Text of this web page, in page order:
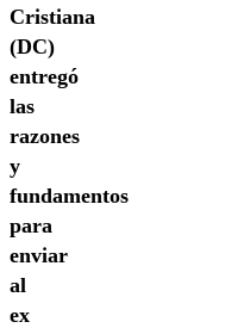
Cristiana
(DC)
entregó
las
razones
y
fundamentos
para
enviar
al
ex